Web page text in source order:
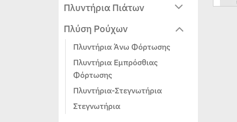
Πλυντήρια Πιάτων
Πλύση Ρούχων
Πλυντήρια Άνω Φόρτωσης
Πλυντήρια Εμπρόσθιας
Φόρτωσης
Πλυντήρια-Στεγνωτήρια
Στεγνωτήρια